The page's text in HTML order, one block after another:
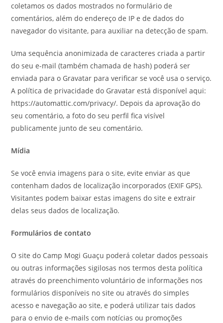
coletamos os dados mostrados no formulário de
comentários, além do endereço de IP e de dados do
navegador do visitante, para auxiliar na detecção de spam.
Uma sequência anonimizada de caracteres criada a partir
do seu e-mail (também chamada de hash) poderá ser
enviada para o Gravatar para verificar se você usa o serviço.
A política de privacidade do Gravatar está disponível aqui:
https://automattic.com/privacy/. Depois da aprovação do
seu comentário, a foto do seu perfil fica visível
publicamente junto de seu comentário.
Mídia
Se você envia imagens para o site, evite enviar as que
contenham dados de localização incorporados (EXIF GPS).
Visitantes podem baixar estas imagens do site e extrair
delas seus dados de localização.
Formulários de contato
O site do Camp Mogi Guaçu poderá coletar dados pessoais
ou outras informações sigilosas nos termos desta política
através do preenchimento voluntário de informações nos
formulários disponíveis no site ou através do simples
acesso e navegação ao site, e poderá utilizar tais dados
para o envio de e-mails com notícias ou promoções